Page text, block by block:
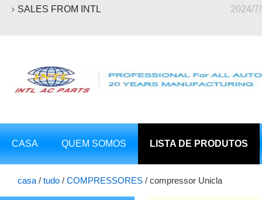
SALES FROM INTL 2024/
CASA QUEM SOMOS LISTA DE PRODUTOS
casa / tudo / COMPRESSORES / compressor Unicla